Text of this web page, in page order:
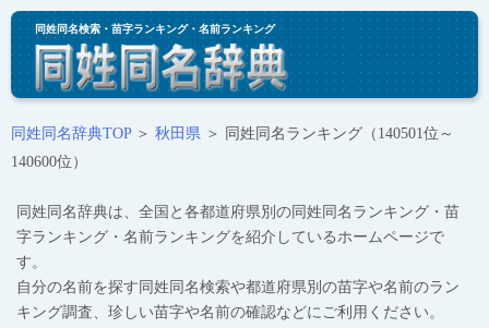
同姓同名検索・苗字ランキング・名前ランキング
同姓同名辞典TOP＞ 秋田県 ＞ 同姓同名ランキング（140501位～
140600位）
同姓同名辞典は、全国と各都道府県別の同姓同名ランキング・苗
字ランキング・名前ランキングを紹介しているホームページで
す。
自分の名前を探す同姓同名検索や都道府県別の苗字や名前のラン
キング調査、珍しい苗字や名前の確認などにご利用ください。